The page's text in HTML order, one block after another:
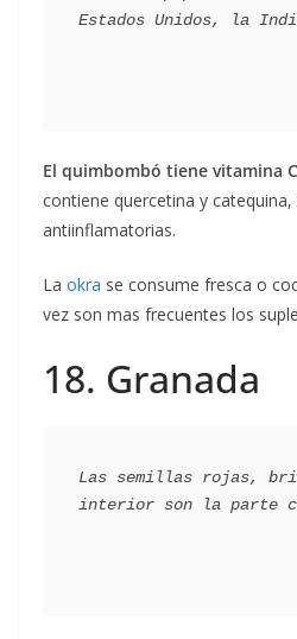
El quimbombó tiene vitamina
contiene quercetina y
antiinflamatorias.
La okra se consume fresca o
vez son mas frecuentes los
18. Granada
Las semillas rojas,